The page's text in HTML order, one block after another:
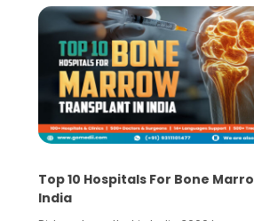
Top 10 Hospitals For Bone
India